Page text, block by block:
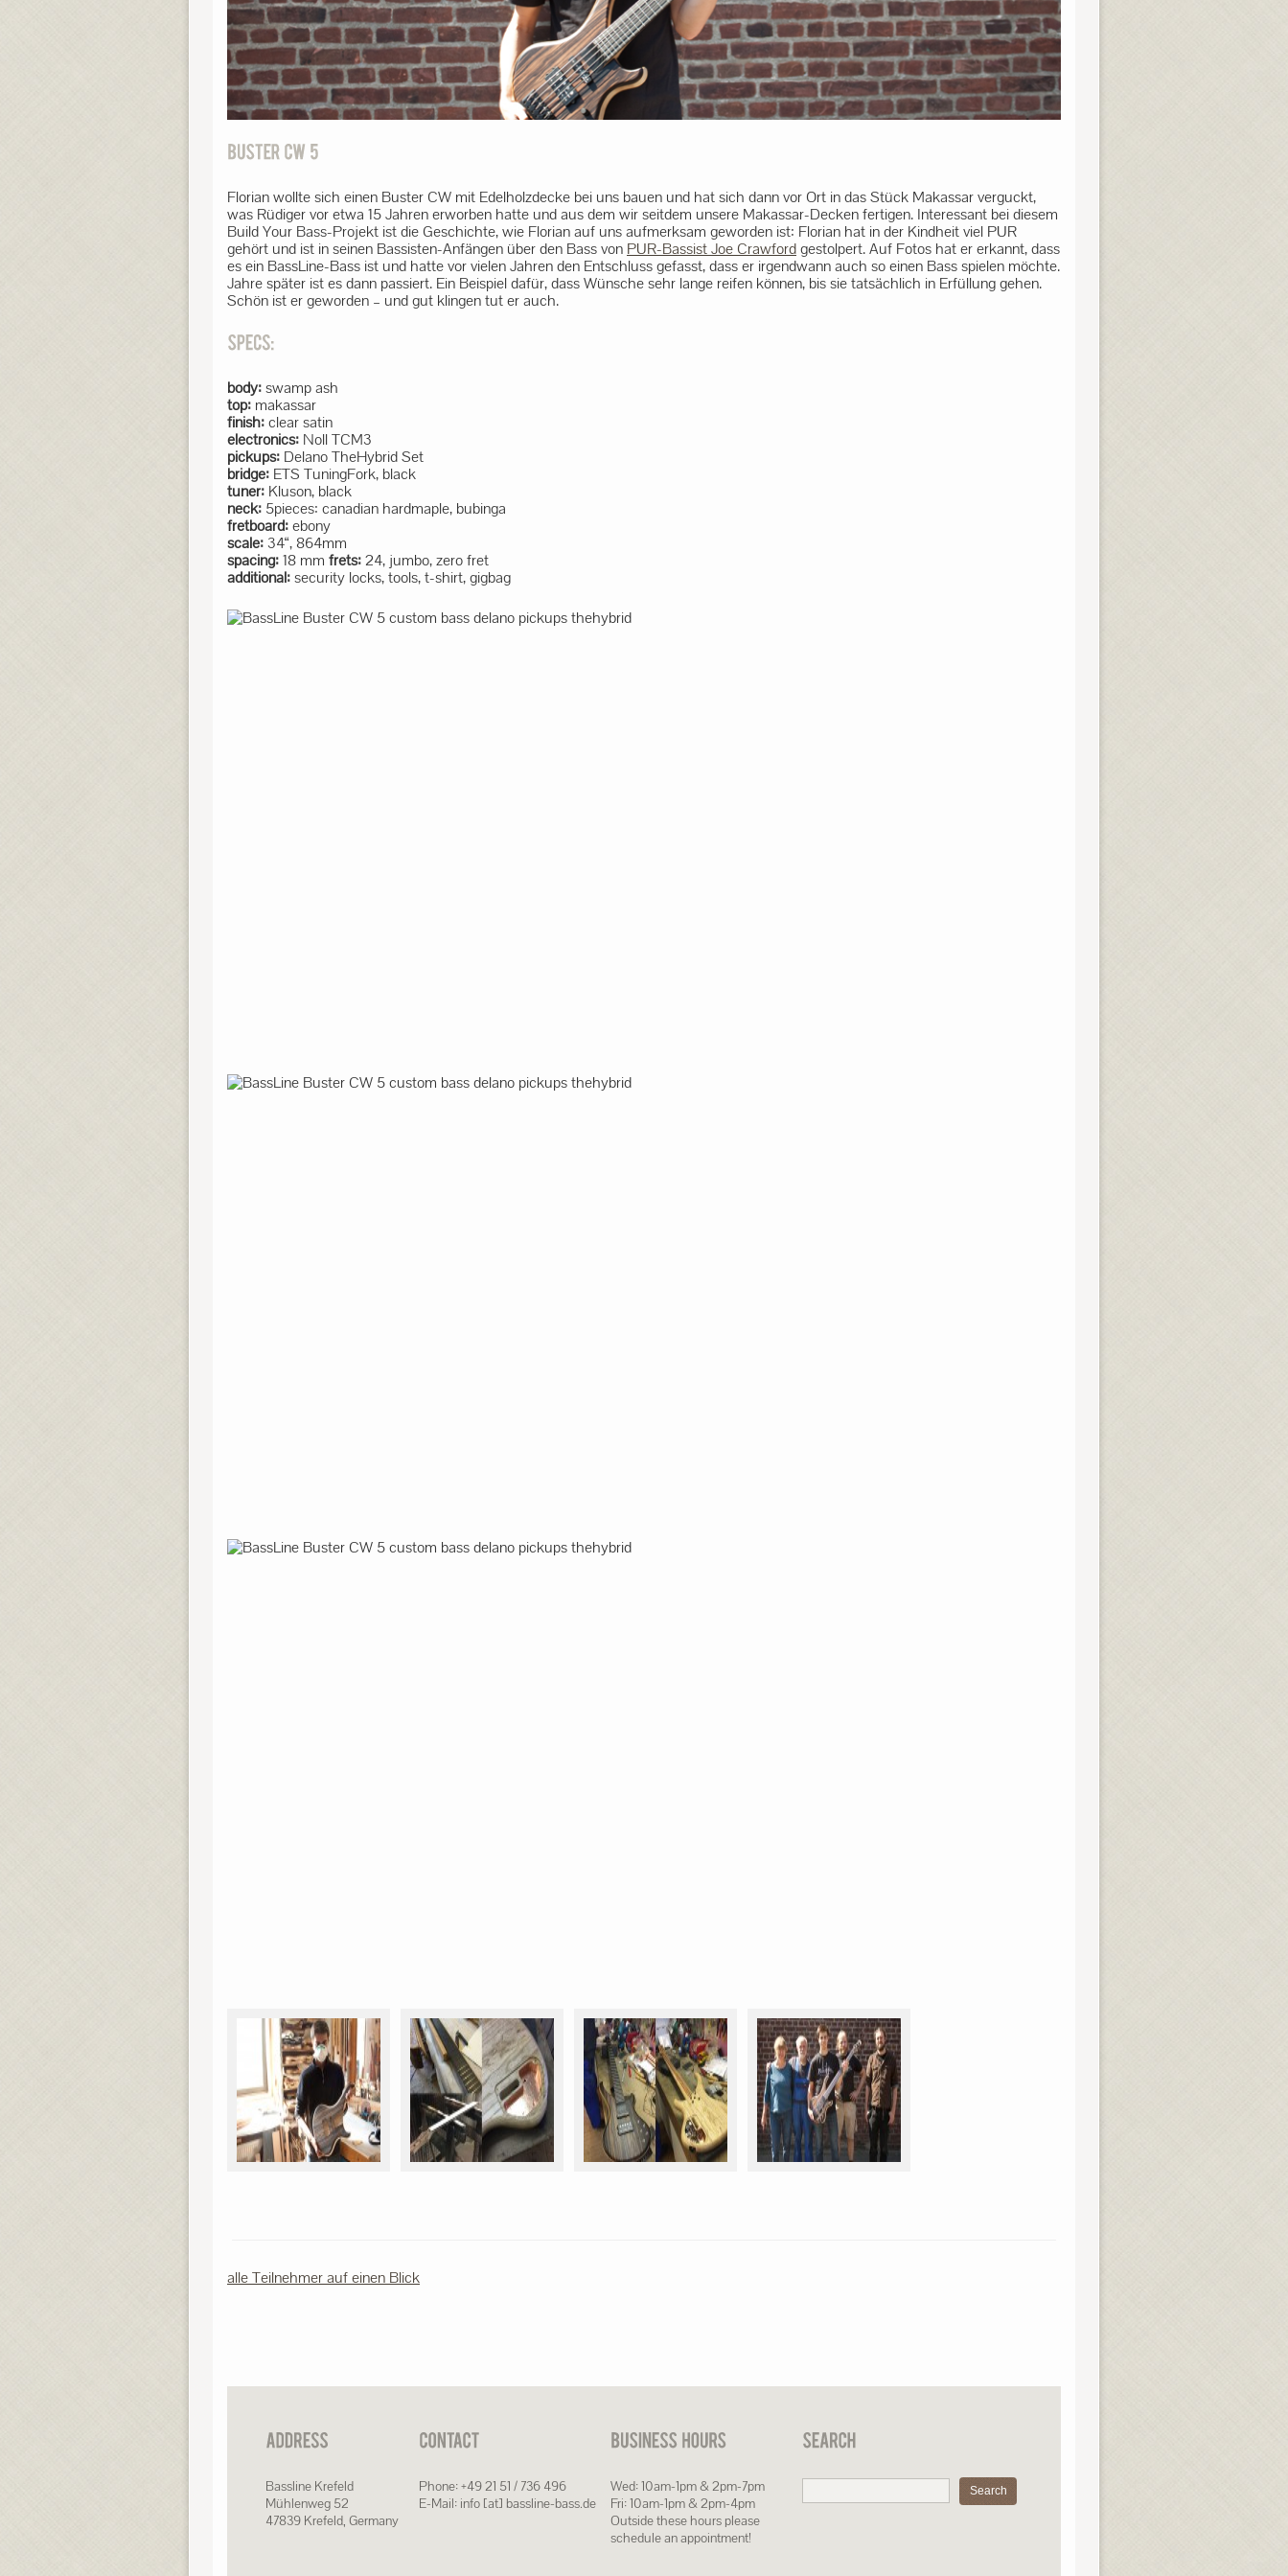
Florian wollte sich einen Buster CW mit Edelholzdecke bei uns bauen und hat sich dann vor Ort in das Stück Makassar verguckt,
was Rüdiger vor etwa 15 Jahren erworben hatte und aus dem wir seitdem unsere Makassar-Decken fertigen. Interessant bei diesem
Build Your Bass-Projekt ist die Geschichte, wie Florian auf uns aufmerksam geworden ist: Florian hat in der Kindheit viel PUR
gehört und ist in seinen Bassisten-Anfängen über den Bass von PUR-Bassist Joe Crawfordgestolpert. Auf Fotos hat er erkannt, dass
es ein BassLine-Bass ist und hatte vor vielen Jahren den Entschluss gefasst, dass er irgendwann auch so einen Bass spielen möchte.
Jahre später ist es dann passiert. Ein Beispiel dafür, dass Wünsche sehr lange reifen können, bis sie tatsächlich in Erfüllung gehen.
Schön ist er geworden – und gut klingen tut er auch.
body:swamp ash
top: makassar
finish:clear satin
electronics: Noll TCM3
pickups: Delano TheHybrid Set
bridge: ETS TuningFork, black
tuner: Kluson, black
neck: 5pieces: canadian hardmaple, bubinga
fretboard:ebony
scale: 34“, 864mm
spacing:18 mm frets:24, jumbo, zero fret
additional:security locks, tools, t-shirt, gigbag
alle Teilnehmer auf einen Blick
Bassline Krefeld
Mühlenweg 52
47839 Krefeld, Germany
Phone: +49 21 51 / 736 496
E-Mail: info [at] bassline-bass.de
Wed: 10am-1pm & 2pm-7pm
Fri: 10am-1pm & 2pm-4pm
Outside these hours please
schedule an appointment!